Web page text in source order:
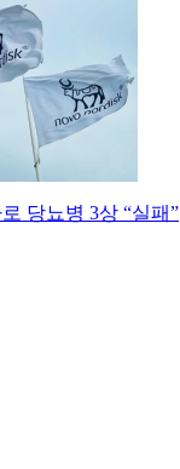
당뇨병 3상 “실패”